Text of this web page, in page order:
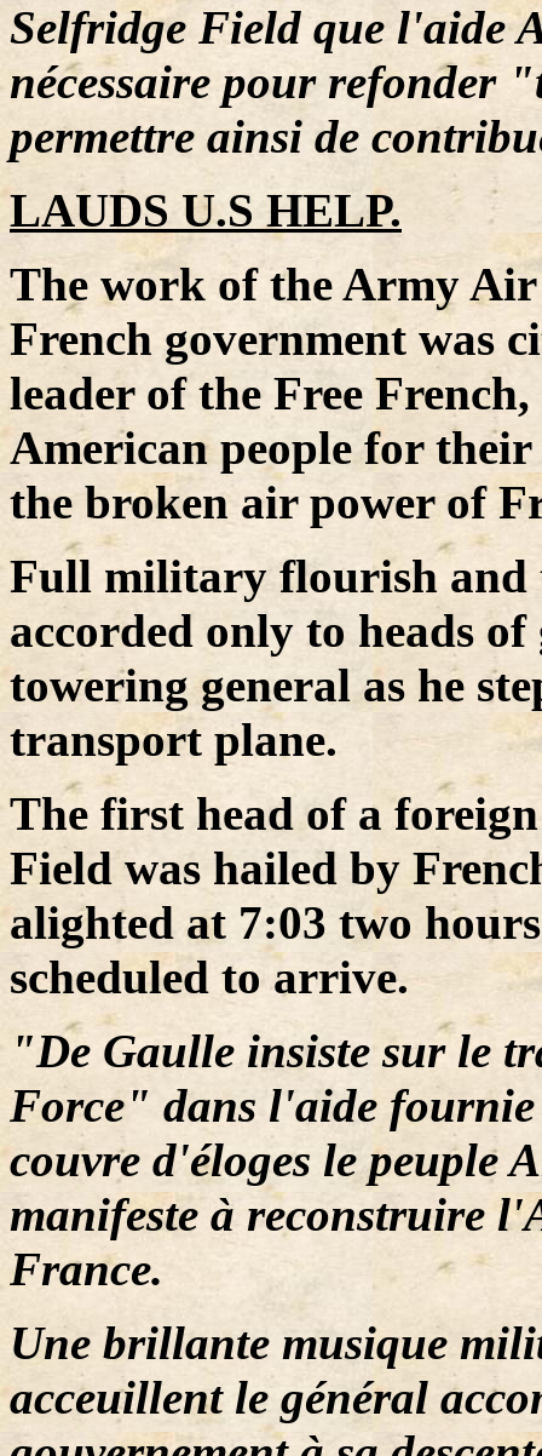
Selfridge Field que l'aide
nécessaire pour refonder
permettre ainsi de
LAUDS U.S HELP.
The work of the Army
French government was
leader of the Free
American people for
the broken air power of
Full military flourish and
accorded only to heads
towering general as he
transport plane.
The first head of a
Field was hailed by
alighted at 7:03 two
scheduled to arrive.
"De Gaulle insiste sur le
Force" dans l'aide
couvre d'éloges le peuple
manifeste à reconstruire
France.
Une brillante musique
acceuillent le général